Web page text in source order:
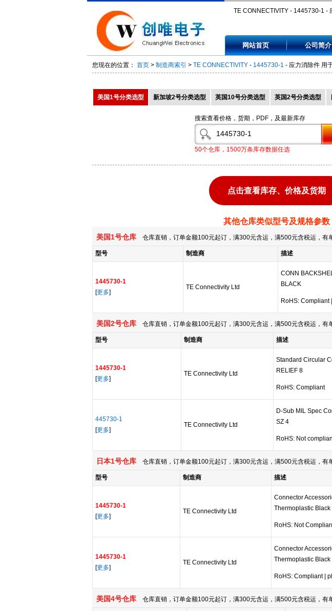
TE CONNECTIVITY - 1445730-1 -
14457301
网站首页 公司简介
您现在的位置： 首页 > 制造商索引 > TE CONNECTIVITY - 1445730-1 - 应力消除件 用
美国1号分类选型 新加坡2号分类选型 英国10号分类选型 英国2号分类选型
搜索查看价格，货期，PDF，及最新库存
50个仓库，1500万条库存数据任选
点击查看库存、价格及货期
其他仓库类似型号及规格参数
美国1号仓库 仓库直销，订单金额100元起订，满300元含运，满500元含税运，有
型号 制造商 描述
1445730-1
[更多]
TE Connectivity Ltd
CONN
BLACK
RoHS: Compliant
美国2号仓库 仓库直销，订单金额100元起订，满300元含运，满500元含税运，有
型号 制造商 描述
1445730-1
[更多]
TE Connectivity Ltd
Standard Circular
RELIEF 8
RoHS: Compliant
445730-1
[更多]
TE Connectivity Ltd
D-Sub MIL Spec
SZ 4
RoHS: Not
日本1号仓库 仓库直销，订单金额100元起订，满300元含运，满500元含税运，有
型号 制造商 描述
1445730-1
[更多]
TE Connectivity Ltd
Connector
Thermoplastic Black
RoHS: Not
1445730-1
[更多]
TE Connectivity Ltd
Connector
Thermoplastic Black
RoHS: Compliant
美国4号仓库 仓库直销，订单金额100元起订，满300元含运，满500元含税运，有